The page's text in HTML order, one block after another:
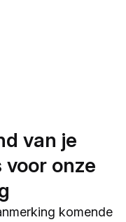
van je
onze
komende